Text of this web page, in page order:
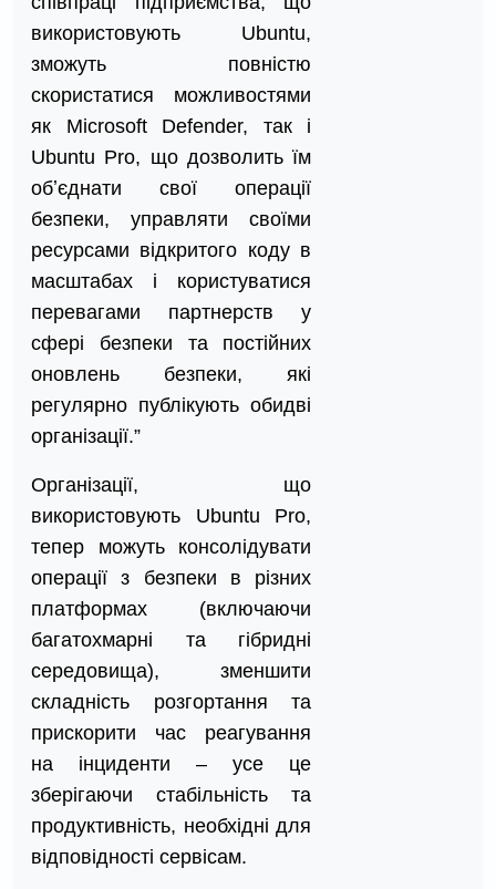
використовують Ubuntu,
зможуть повністю
скористатися можливостями
як Microsoft Defender, так і
Ubuntu Pro, що дозволить їм
обʼєднати свої операції
безпеки, управляти своїми
ресурсами відкритого коду в
масштабах і користуватися
перевагами партнерств у
сфері безпеки та постійних
оновлень безпеки, які
регулярно публікують обидві
організації.”
Організації, що
використовують Ubuntu Pro,
тепер можуть консолідувати
операції з безпеки в різних
платформах (включаючи
багатохмарні та гібридні
середовища), зменшити
складність розгортання та
прискорити час реагування
на інциденти – усе це
зберігаючи стабільність та
продуктивність, необхідні для
відповідності сервісам.